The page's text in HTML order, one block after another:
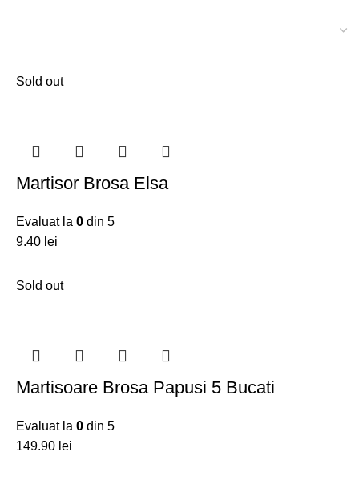
Sold out
Martisor Brosa Elsa
Evaluat la 0 din 5
9.40 lei
Sold out
Martisoare Brosa Papusi 5 Bucati
Evaluat la 0 din 5
149.90 lei